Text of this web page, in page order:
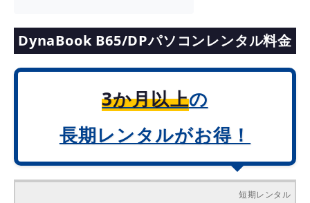
DynaBook B65/DPパソコンレンタル料金
3か月以上の
長期レンタルがお得！
短期レンタル